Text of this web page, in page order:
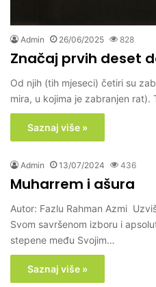
Admin 26/06/2025 828
Značaj prvih deset
Od njih (tih mjeseci) četiri su
mira, u kojima je zabranjen rat).
Saznaj više »
Admin 13/07/2024 436
Muharrem i ašura
Autor: Fazlu Rahman Azmi
Svom savršenom izboru i
stepene među Svojim…
Saznaj više »